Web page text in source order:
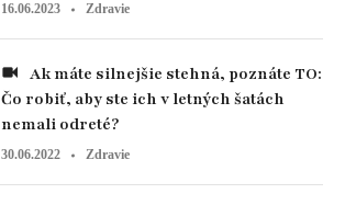
16.06.2023 Zdravie
Čo robiť, aby ste ich v letných šatách
nemali odreté?
30.06.2022 Zdravie